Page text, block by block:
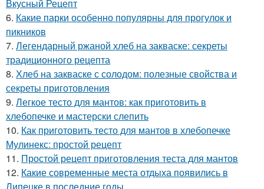
Вкусный Рецепт
6. Какие парки особенно популярны для прогулок и
пикников
7. Легендарный ржаной хлеб на закваске: секреты
традиционного рецепта
8. Хлеб на закваске с солодом: полезные свойства и
секреты приготовления
9. Легкое тесто для мантов: как приготовить в
хлебопечке и мастерски слепить
10. Как приготовить тесто для мантов в хлебопечке
Мулинекс: простой рецепт
11. Простой рецепт приготовления теста для мантов
12. Какие современные места отдыха появились в
Липецке в последние годы